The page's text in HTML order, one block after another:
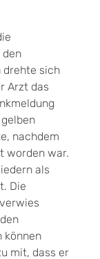
den
drehte sich
Arzt das
nachdem
worden war.
als
Die
können
mit, dass er